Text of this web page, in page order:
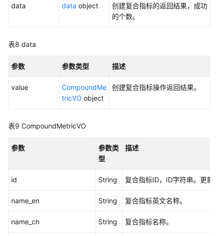
data data object
创建复合指标的返回结果，成功
的个数。
表8 data
参数 参数类型 描述
value
CompoundMe
tricVO object
创建复合指标操作返回结果。
表9 CompoundMetricVO
参数
参数类
型
描述
id String 复合指标ID，ID字符串。更新
name_en String 复合指标英文名称。
name_ch String 复合指标名称。